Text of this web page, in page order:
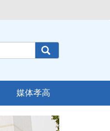
媒体孝高